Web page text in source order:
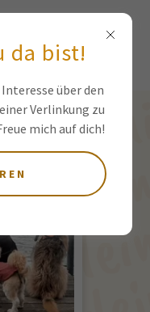
da bist!
über den
Verlinkung zu
mich auf dich!